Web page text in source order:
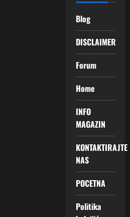
Blog
DISCLAIMER
Forum
Home
INFO
MAGAZIN
KONTAKTIRAJTE
NAS
POCETNA
Politika